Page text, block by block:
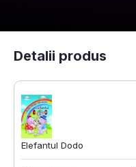
Detalii produs
Elefantul Dodo